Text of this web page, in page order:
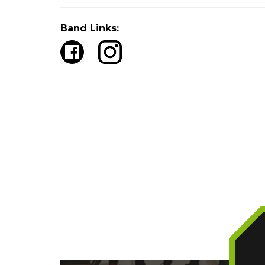
Band Links: